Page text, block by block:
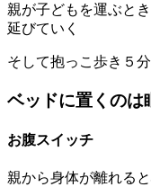
親が子どもを運ぶと
延びていく
そして抱っこ歩き５
ベッドに置くのは
お腹スイッチ
親から身体が離れる